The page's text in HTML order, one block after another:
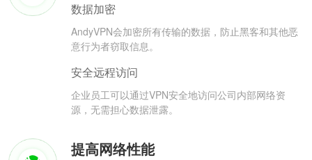
数据加密
AndyVPN会加密所有传输的数据，防止黑客和其他恶
意行为者窃取信息。
安全远程访问
企业员工可以通过VPN安全地访问公司内部网络资
源，无需担心数据泄露。
提高网络性能